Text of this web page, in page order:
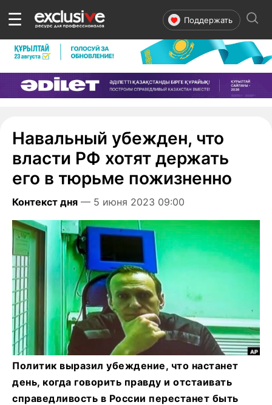
☰ Поддержать
Навальный убежден, что
власти РФ хотят держать
его в тюрьме пожизненно
Контекст дня — 5 июня 2023 09:00
Политик выразил убеждение, что настанет
день, когда говорить правду и отстаивать
справедливость в России перестанет быть